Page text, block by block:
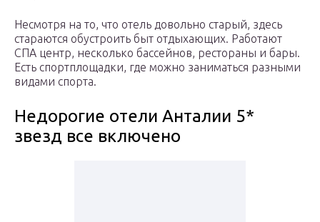
Несмотря на то, что отель довольно старый, здесь
стараются обустроить быт отдыхающих. Работают
СПА центр, несколько бассейнов, рестораны и бары.
Есть спортплощадки, где можно заниматься разными
видами спорта.
Недорогие отели Анталии 5*
звезд все включено